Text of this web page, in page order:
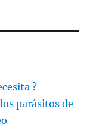
?
parásitos de